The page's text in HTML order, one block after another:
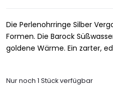
Die Perlenohrringe Silber
Formen. Die Barock
goldene Wärme. Ein zarter,
Nur noch 1 Stück verfügbar